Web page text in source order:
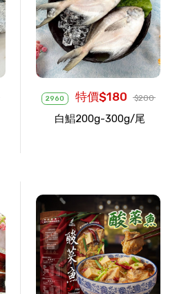
2960 特價$180 $200
白鯧200g-300g/尾